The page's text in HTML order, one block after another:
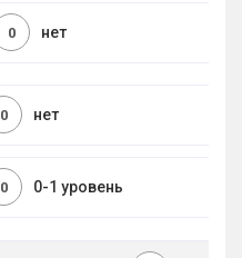
нет
0
нет
0
0-1 уровень
0